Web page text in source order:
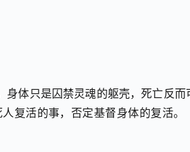
身体只是囚禁灵魂的躯壳，死亡反而
复活的事，否定基督身体的复活。